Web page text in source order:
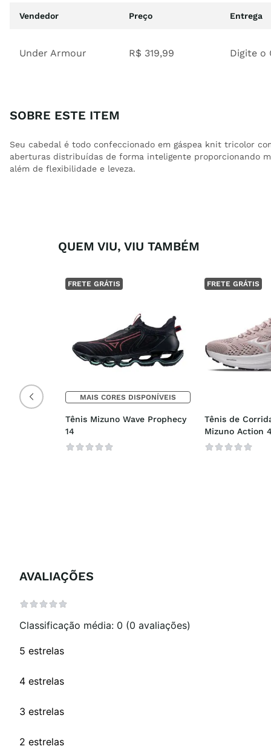
Vendedor Preço Entrega
Under Armour R$ 319,99 Digite o
SOBRE ESTE ITEM
Seu cabedal é todo confeccionado em gáspea knit tricolor
aberturas distribuídas de forma inteligente proporcionando
além de flexibilidade e leveza.
QUEM VIU, VIU TAMBÉM
FRETE GRÁTIS
MAIS CORES DISPONÍVEIS
Tênis Mizuno Wave Prophecy
14
FRETE GRÁTIS
Tênis de
Mizuno Action 4
AVALIAÇÕES
Classificação média: 0 (0 avaliações)
5 estrelas
4 estrelas
3 estrelas
2 estrelas